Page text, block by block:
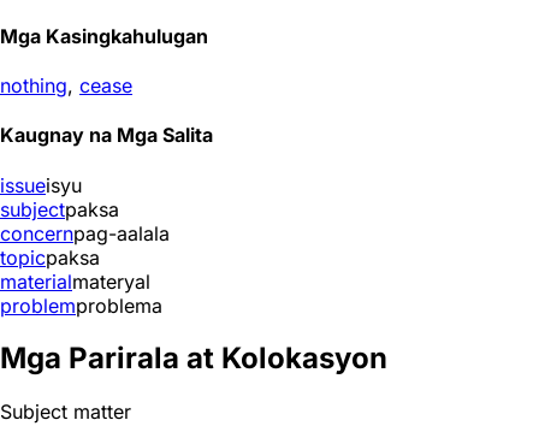
Mga Kasingkahulugan
nothing, cease
Kaugnay na Mga Salita
issueisyu
subjectpaksa
concernpag-aalala
topicpaksa
materialmateryal
problemproblema
Mga Parirala at Kolokasyon
Subject matter